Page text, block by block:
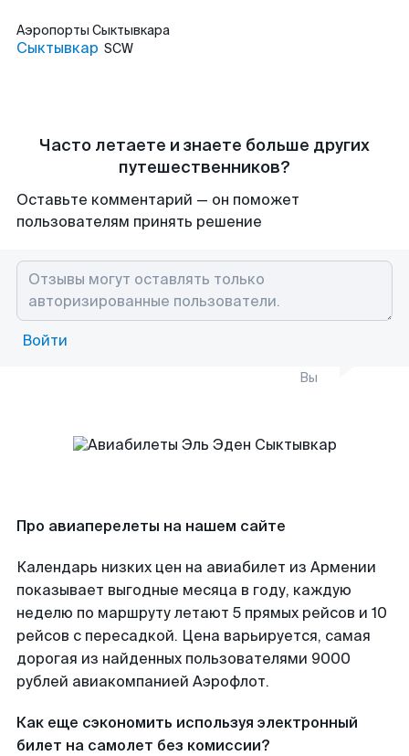
Аэропорты Сыктывкара
Сыктывкар SCW
Часто летаете и знаете больше других
путешественников?
Оставьте комментарий — он поможет
пользователям принять решение
Войти
Вы
Про авиаперелеты на нашем сайте
Календарь низких цен на авиабилет из Армении
показывает выгодные месяца в году, каждую
неделю по маршруту летают 5 прямых рейсов и 10
рейсов с пересадкой. Цена варьируется, самая
дорогая из найденных пользователями 9000
рублей авиакомпанией Аэрофлот.
Как еще сэкономить используя электронный
билет на самолет без комиссии?